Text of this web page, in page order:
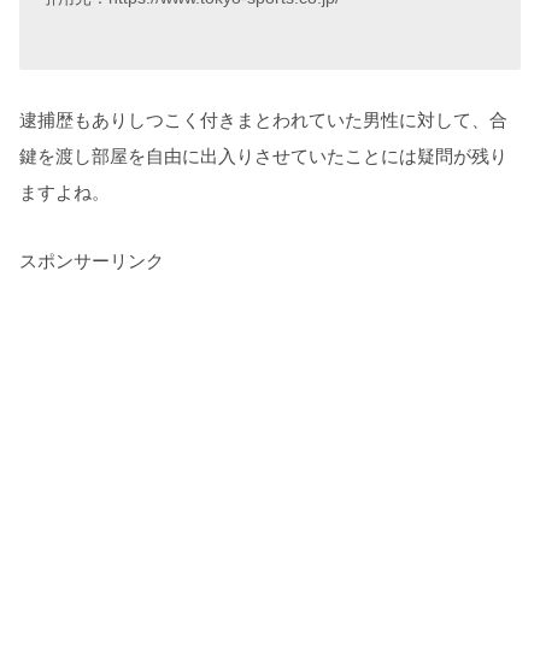
逮捕歴もありしつこく付きまとわれていた男性に対して、合
鍵を渡し部屋を自由に出入りさせていたことには疑問が残り
ますよね。
スポンサーリンク